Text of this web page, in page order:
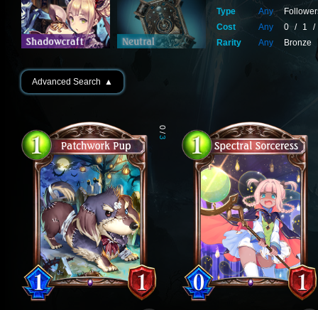
Type Any
Cost
Any 0 / 1
/
Rarity
Any Bronze
Advanced Search ▲
0
/
3